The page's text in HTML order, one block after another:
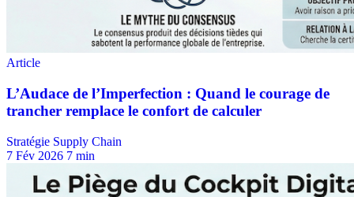
Stratégie Supply Chain
7 Fév 2026 7 min